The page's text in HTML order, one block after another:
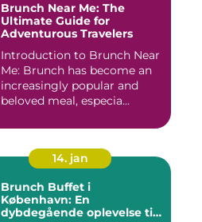
Brunch Near Me: The
Ultimate Guide for
Adventurous Travelers
Introduction to Brunch Near
Me: Brunch has become an
increasingly popular and
beloved meal, especia...
14. jan
Brunch Buffet i
København: En
dybdegående oplevelse til